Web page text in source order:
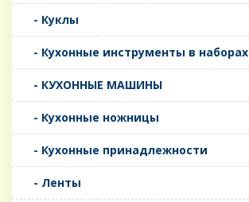
- Куклы
- Кухонные инструменты в наборах
- КУХОННЫЕ МАШИНЫ
- Кухонные ножницы
- Кухонные принадлежности
- Ленты